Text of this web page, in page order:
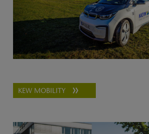
KEW MOBILITY